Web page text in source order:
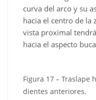
protrusión
muestra
el
contacto
y
posterior.
protrusión
muestra
un
contacto
posterior
simultáneo.
curva del arco y su
hacia el centro de la
vista proximal
hacia el aspecto
Figura 17 – Traslape
dientes anteriores.